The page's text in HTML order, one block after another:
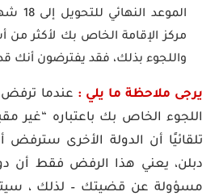
مركز الإقامة الخاص بك لأكثر من
واللجوء بذلك، فقد يفترضون أنك
يرجى ملاحظة ما يلي : عندما ترفض
اللجوء الخاص بك باعتباره “غير
تلقائيًا أن الدولة الأخرى
دبلن، يعني هذا الرفض فقط أن
مسؤولة عن قضيتك – لذلك ،